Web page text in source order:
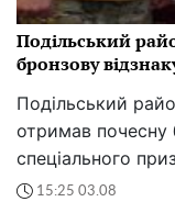
Подільський
бронзову
Подільський
отримав почесну
спеціального
15:25 03.08